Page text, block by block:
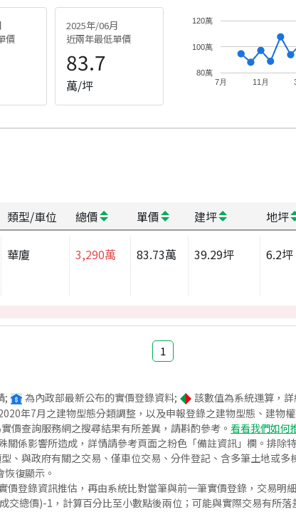
價
2025年/06月
近兩年最低單價
83.7
萬/坪 7月 11月
80萬
100萬
120萬
類型/車位 總價 單價 建坪 地坪
華廈 3,290萬 83.73萬 39.29坪 6.2坪
1
; 為內政部最新公布的實價登錄資料; 該數值為系統運算，
年7月之建物型態分類調整，以及申報登錄之建物型態、建物
價查詢服務網之搜尋結果有所差異，請斟酌參考。 看看我們如何
關係影響所造成，詳情請參考頁面之粉色「備註資訊」欄。排除
、與政府有關之交易、僅車位交易、分件登記、含多筆土地或
復顯示。
價登錄資訊推估，再由系統比對當筆與前一筆實價登錄，交易明
交總價)-1，計算百分比至小數點後兩位；可能與實際交易有所落